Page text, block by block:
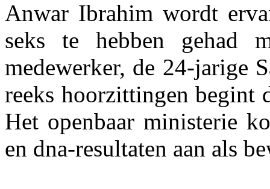
Anwar Ibrahim wordt
seks te hebben gehad
medewerker, de 24-jarige
reeks hoorzittingen begint
Het openbaar ministerie
en dna-resultaten aan als